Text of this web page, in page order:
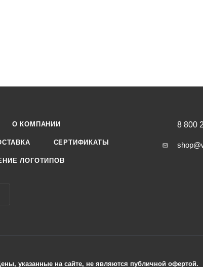
О КОМПАНИИ
СЕРТИФИКАТЫ
ЛОГОТИПОВ
8 800
указанные на сайте, не являются публичной офертой.